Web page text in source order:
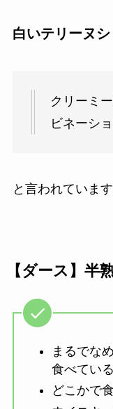
白いテリーヌシ
クリーミ
ビネーシ
と言われています
【ダース】半
まるでな
食べてい
どこかで